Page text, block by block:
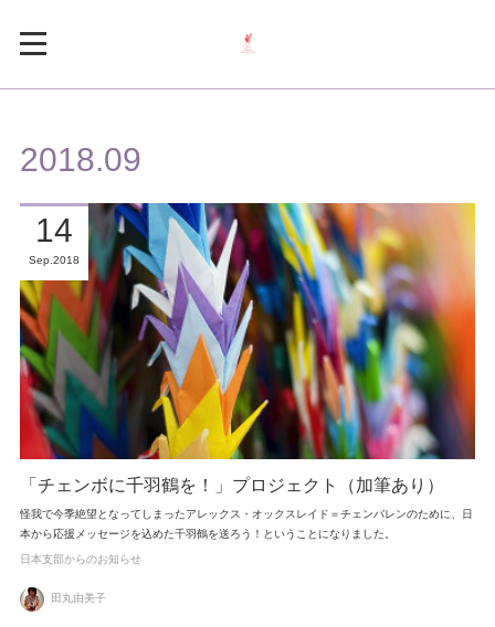
2018.09
「チェンボに千羽鶴を！」プロジェクト（加筆あり）
怪我で今季絶望となってしまったアレックス・オックスレイド＝チェンバレンのために、日
本から応援メッセージを込めた千羽鶴を送ろう！ということになりました。
14
Sep 2018
日本支部からのお知らせ
田丸由美子